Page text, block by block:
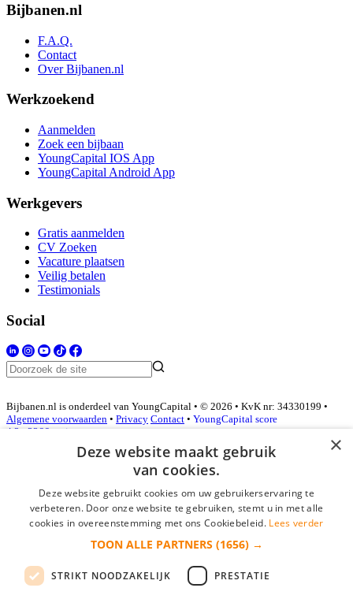
Bijbanen.nl
F.A.Q.
Contact
Over Bijbanen.nl
Werkzoekend
Aanmelden
Zoek een bijbaan
YoungCapital IOS App
YoungCapital Android App
Werkgevers
Gratis aanmelden
CV Zoeken
Vacature plaatsen
Veilig betalen
Testimonials
Social
Bijbanen.nl is onderdeel van YoungCapital • © 2026 • KvK nr: 34330199 •
Algemene voorwaarden • Privacy Contact • YoungCapital score
4.3 - 3366 reviews
Inloggen als bedrijf
*
login gegevens onthouden
×
Deze website maakt gebruik
van cookies.
Deze website gebruikt cookies om uw gebruikerservaring te
verbeteren. Door onze website te gebruiken, stemt u in met alle
cookies in overeenstemming met ons Cookiebeleid. Lees verder
TOON ALLE PARTNERS (1656) →
STRIKT NOODZAKELIJK PRESTATIE